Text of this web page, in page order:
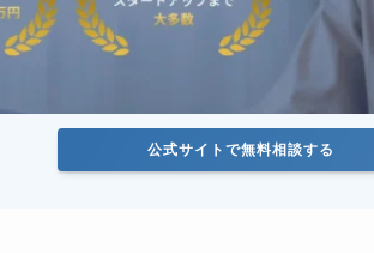
公式サイトで無料相談する